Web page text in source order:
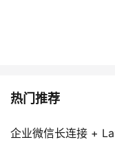
热门推荐
企业微信长连接 +